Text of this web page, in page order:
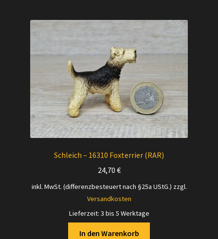
Schleich – 16310 Foxterrier (RAR)
24,70 €
inkl. MwSt. (differenzbesteuert nach §25a UStG.) zzgl.
Versandkosten
Lieferzeit: 3 bis 5 Werktage
In den Warenkorb